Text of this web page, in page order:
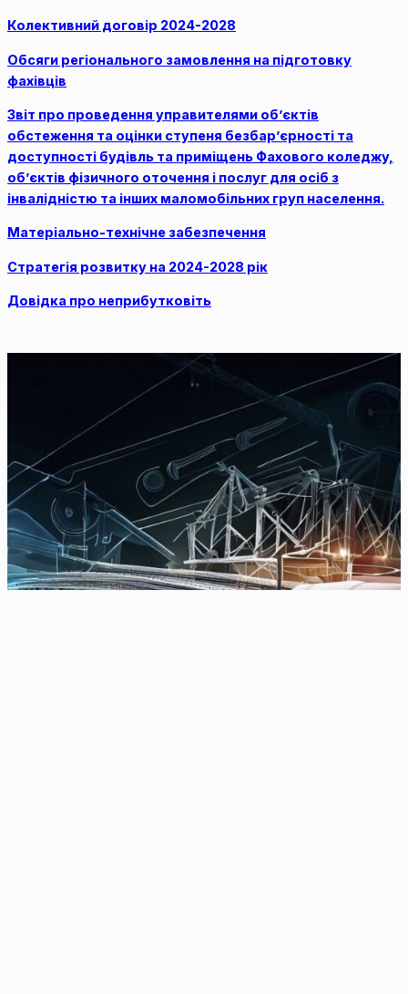
Колективний договір 2024-2028
Обсяги регіонального замовлення на підготовку
фахівців
Звіт про проведення управителями об’єктів
обстеження та оцінки ступеня безбар’єрності та
доступності будівль та приміщень Фахового коледжу,
об’єктів фізичного оточення і послуг для осіб з
інвалідністю та інших маломобільних груп населення.
Матеріально-технічне забезпечення
Стратегія розвитку на 2024-2028 рік
Довідка про неприбутковіть